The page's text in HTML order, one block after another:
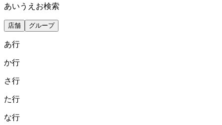
あいうえお検索
店舗 グループ
あ行
か行
さ行
た行
な行